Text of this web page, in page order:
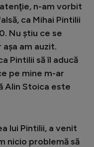
n-am vorbit
ca Mihai Pintilii
Nu ştiu ce se
am auzit.
Pintilii să îl aducă
pe mine m-ar
Alin Stoica este
lui Pintilii, a venit
nicio problemă să